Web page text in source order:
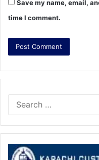
Save my name, email,
time I comment.